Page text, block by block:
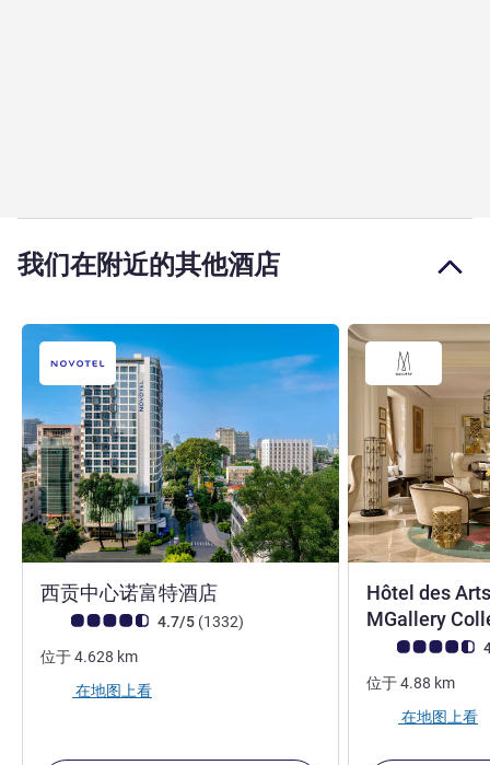
我们在附近的其他酒店
西贡中心诺富特酒店
客户意见评级 (ALL 评级)
4.7/5 (1332评论
)
位于4.628 km
在地图上看
Hôtel des
MGallery
客户意见评级
位于4.88 km
在地图上看